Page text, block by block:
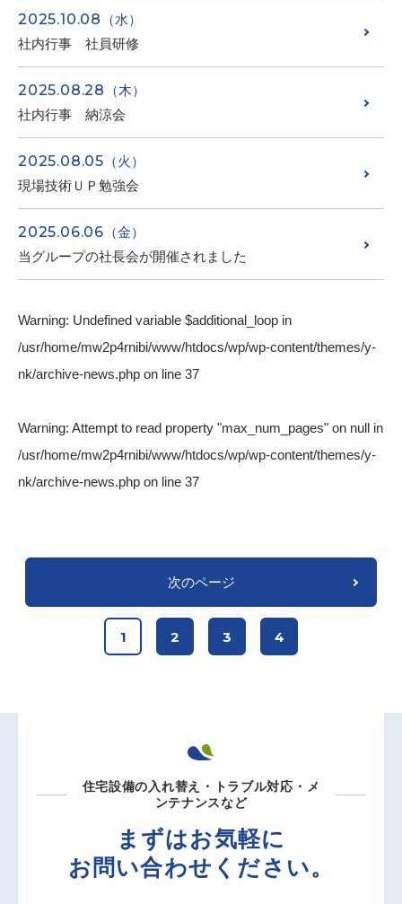
2025.10.08
（水）
社内行事 社員研修
2025.08.28
（木）
社内行事 納涼会
2025.08.05 （火）
現場技術ＵＰ勉強会
2025.06.06 （金）
当グループの社長会が開催されました
Warning: Undefined variable $additional_loop in
/usr/home/mw2p4rnibi/www/htdocs/wp/wp-content/themes/y-
nk/archive-news.php on line 37
Warning: Attempt to read property "max_num_pages" on null in
/usr/home/mw2p4rnibi/www/htdocs/wp/wp-content/themes/y-
nk/archive-news.php on line 37
1 2 3 4
次のページ
住宅設備の入れ替え・トラブル対応・メ
ンテナンスなど
まずはお気軽に
お問い合わせください。